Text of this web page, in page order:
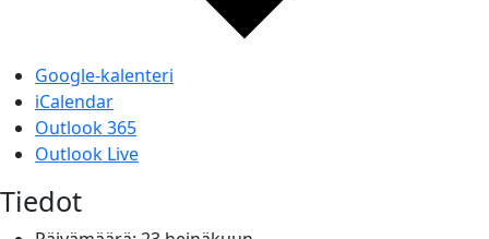
Google-kalenteri
iCalendar
Outlook 365
Outlook Live
Tiedot